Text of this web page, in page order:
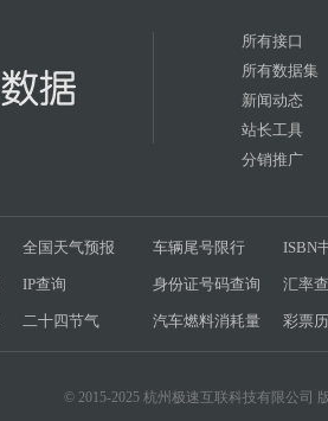
所有接口
所有数据集
新闻动态
站长工具
分销推广
全国天气预报 车辆尾号限行 ISBN
IP查询 身份证号码查询 汇率
二十四节气 汽车燃料消耗量 彩票
© 2015-2025 杭州极速互联科技有限公司